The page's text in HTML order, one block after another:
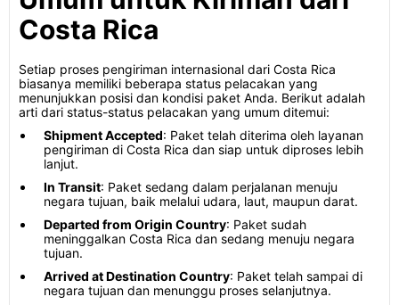
Costa Rica
Setiap proses pengiriman internasional dari Costa Rica
biasanya memiliki beberapa status pelacakan yang
menunjukkan posisi dan kondisi paket Anda. Berikut adalah
arti dari status-status pelacakan yang umum ditemui:
Shipment Accepted: Paket telah diterima oleh layanan
pengiriman di Costa Rica dan siap untuk diproses lebih
lanjut.
In Transit: Paket sedang dalam perjalanan menuju
negara tujuan, baik melalui udara, laut, maupun darat.
Departed from Origin Country: Paket sudah
meninggalkan Costa Rica dan sedang menuju negara
tujuan.
Arrived at Destination Country: Paket telah sampai di
negara tujuan dan menunggu proses selanjutnya.